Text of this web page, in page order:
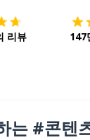
리뷰 147
는 #콘텐